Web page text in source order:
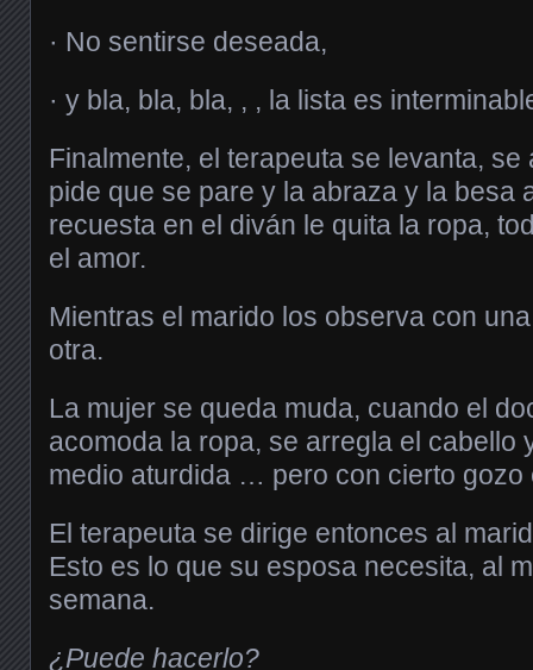
· No sentirse deseada,
· y bla, bla, bla, , , la lista es
Finalmente, el terapeuta se levanta, se
pide que se pare y la abraza y la besa
recuesta en el diván le quita la ropa,
el amor.
Mientras el marido los observa con
otra.
La mujer se queda muda, cuando el
acomoda la ropa, se arregla el cabello
medio aturdida … pero con cierto
El terapeuta se dirige entonces al
Esto es lo que su esposa necesita, al
semana.
¿Puede hacerlo?